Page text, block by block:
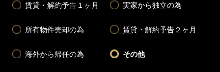
賃貸・解約予告１ヶ月 実家から独立の為
所有物件売却の為 賃貸・解約予告２ヶ月
海外から帰任の為 その他